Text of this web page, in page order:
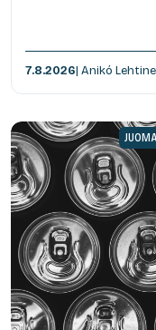
7.8.2026| Anikó